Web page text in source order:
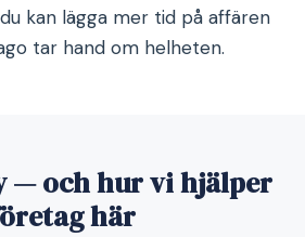
kan lägga mer tid på affären
tar hand om helheten.
— och hur vi hjälper
här